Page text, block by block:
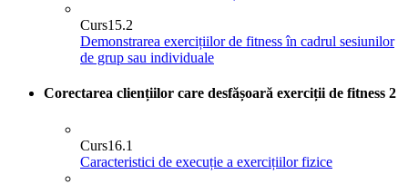
Curs15.2
Demonstrarea exercițiilor de fitness în cadrul sesiunilor
de grup sau individuale
Corectarea cliențiilor care desfășoară exerciții de fitness 2
Curs16.1
Caracteristici de execuție a exercițiilor fizice